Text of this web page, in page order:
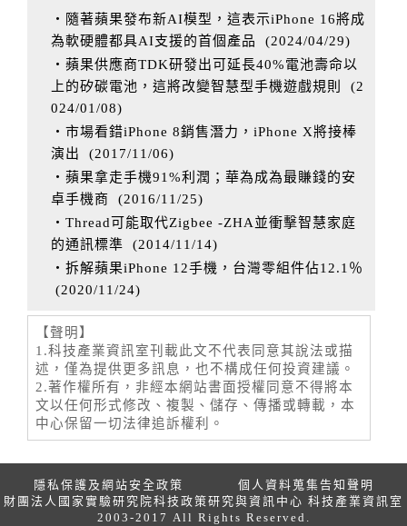
‧隨著蘋果發布新AI模型，這表示iPhone 16將成
為軟硬體都具AI支援的首個產品
(2024/04/29)
‧蘋果供應商TDK研發出可延長40%電池壽命以
上的矽碳電池，這將改變智慧型手機遊戲規則
(2
024/01/08)
‧市場看錯iPhone 8銷售潛力，iPhone X將接棒
演出
(2017/11/06)
‧蘋果拿走手機91%利潤；華為成為最賺錢的安
卓手機商
(2016/11/25)
‧Thread可能取代Zigbee -ZHA並衝擊智慧家庭
的通訊標準 (2014/11/14)
‧拆解蘋果iPhone 12手機，台灣零組件佔12.1％
(2020/11/24)
【聲明】
1.科技產業資訊室刊載此文不代表同意其說法或描
述，僅為提供更多訊息，也不構成任何投資建議。
2.著作權所有，非經本網站書面授權同意不得將本
文以任何形式修改、複製、儲存、傳播或轉載，本
中心保留一切法律追訴權利。
隱私保護及網站安全政策
個人資料蒐集告知聲明
財團法人國家實驗研究院科技政策研究與資訊中心 科技產業資訊室
2003-2017 All Rights Reserved.